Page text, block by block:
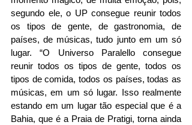
segundo ele, o UP consegue reunir todos
os tipos de gente, de gastronomia, de
países, de músicas, tudo junto em um só
lugar. “O Universo Paralello consegue
reunir todos os tipos de gente, todos os
tipos de comida, todos os países, todas as
músicas, em um só lugar. Isso realmente
estando em um lugar tão especial que é a
Bahia, que é a Praia de Pratigi, torna ainda